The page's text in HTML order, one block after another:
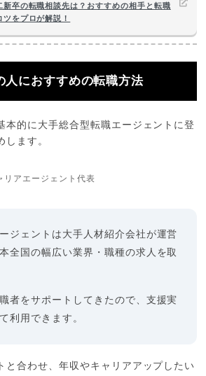
新卒の転職相談先は？おすすめの相手と転職
ツをプロが解説！
人におすすめの転職方法
本的に大手総合型転職エージェントに登
します。
リアエージェント代表
ジェントは大手人材紹介会社が運営
全国の幅広い業界・職種の求人を取
者をサポートしてきたので、支援実
利用できます。
と合わせ、年収やキャリアアップしたい